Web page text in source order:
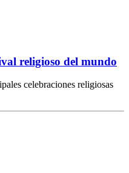
religioso del mundo
celebraciones religiosas